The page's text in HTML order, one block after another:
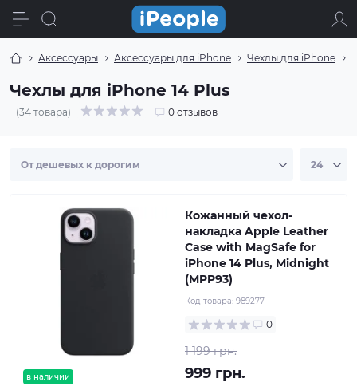
Аксессуары Аксессуары для iPhone Чехлы для iPhone
Чехлы для iPhone 14 Plus
(34 товара) 0 отзывов
в наличии
Кожанный чехол-
накладка Apple Leather
Case with MagSafe for
iPhone 14 Plus, Midnight
(MPP93)
Код товара: 989277
0
1 199 грн.
999 грн.